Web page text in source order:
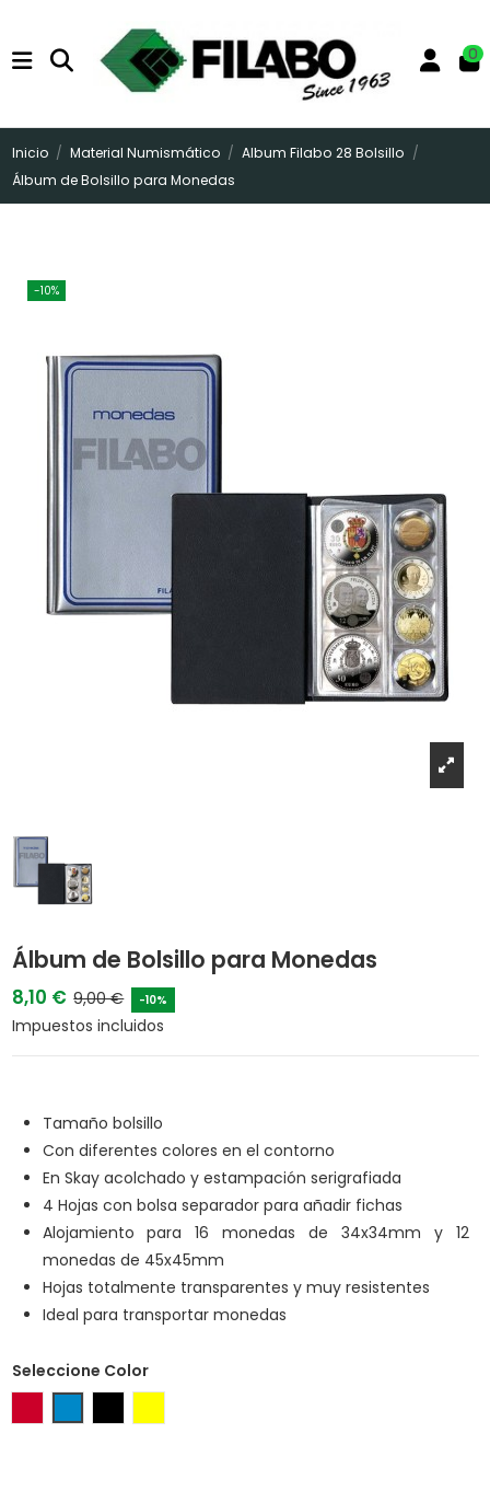
0
Inicio Material Numismático
Album Filabo 28 Bolsillo
Álbum de Bolsillo para Monedas
-10%
Álbum de Bolsillo para Monedas
8,10 € 9,00 € -10%
Impuestos incluidos
Tamaño bolsillo
Con diferentes colores en el contorno
En Skay acolchado y estampación serigrafiada
4 Hojas con bolsa separador para añadir fichas
Alojamiento para 16 monedas de 34x34mm y 12
monedas de 45x45mm
Hojas totalmente transparentes y muy resistentes
Ideal para transportar monedas
Seleccione Color